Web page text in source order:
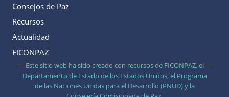
Consejos de Paz
Recursos
Actualidad
FICONPAZ
Este sitio web ha sido creado con recursos de FICONPAZ, el
Departamento de Estado de los Estados Unidos, el Programa
de las Naciones Unidas para el Desarrollo (PNUD) y la